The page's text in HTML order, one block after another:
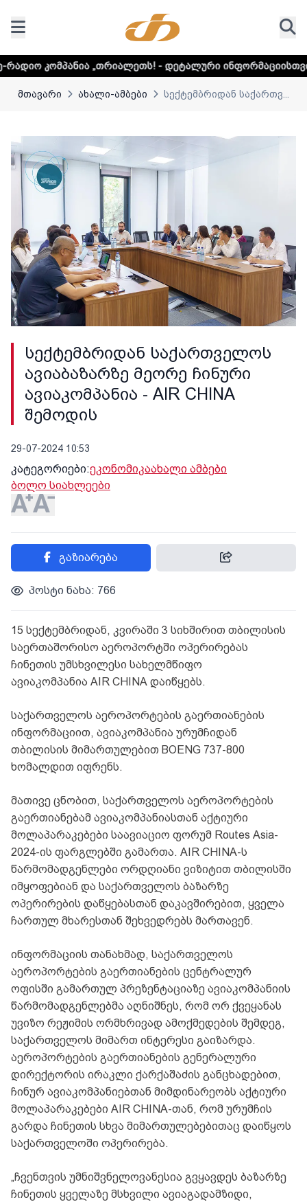
„თრიალეთს! - დეტალური ინფორმაციისთვის დააკლიკეთ
მთავარი ახალი-ამბები სექტემბრიდან საქართვ...
სექტემბრიდან საქართველოს
ავიაბაზარზე მეორე ჩინური
ავიაკომპანია - AIR CHINA
შემოდის
29-07-2024 10:53
კატეგორიები:ეკონომიკაახალი ამბები
ბოლო სიახლეები
გაზიარება
პოსტი ნახა: 766
15 სექტემბრიდან, კვირაში 3 სიხშირით თბილისის
საერთაშორისო აეროპორტში ოპერირებას
ჩინეთის უმსხვილესი სახელმწიფო
ავიაკომპანია AIR CHINA დაიწყებს.
საქართველოს აეროპორტების გაერთიანების
ინფორმაციით, ავიაკომპანია ურუმჩიდან
თბილისის მიმართულებით BOENG 737-800
ხომალდით იფრენს.
მათივე ცნობით, საქართველოს აეროპორტების
გაერთიანებამ ავიაკომპანიასთან აქტიური
მოლაპარაკებები საავიაციო ფორუმ Routes Asia-
2024-ის ფარგლებში გამართა. AIR CHINA-ს
წარმომადგენლები ორდღიანი ვიზიტით თბილისში
იმყოფებიან და საქართველოს ბაზარზე
ოპერირების დაწყებასთან დაკავშირებით, ყველა
ჩართულ მხარესთან შეხვედრებს მართავენ.
ინფორმაციის თანახმად, საქართველოს
აეროპორტების გაერთიანების ცენტრალურ
ოფისში გამართულ პრეზენტაციაზე ავიაკომპანიის
წარმომადგენლებმა აღნიშნეს, რომ ორ ქვეყანას
უვიზო რეჟიმის ორმხრივად ამოქმედების შემდეგ,
საქართველოს მიმართ ინტერესი გაიზარდა.
აეროპორტების გაერთიანების გენერალური
დირექტორის ირაკლი ქარქაშაძის განცხადებით,
ჩინურ ავიაკომპანიებთან მიმდინარეობს აქტიური
მოლაპარაკებები AIR CHINA-თან, რომ ურუმჩის
გარდა ჩინეთის სხვა მიმართულებებითაც დაიწყოს
საქართველოში ოპერირება.
„ჩვენთვის უმნიშვნელოვანესია გვყავდეს ბაზარზე
ჩინეთის ყველაზე მსხვილი ავიაგადამზიდი,